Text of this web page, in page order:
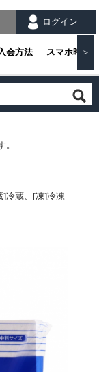
会方法 スマホ時の
＞
ログイン
冷蔵、[凍]冷凍